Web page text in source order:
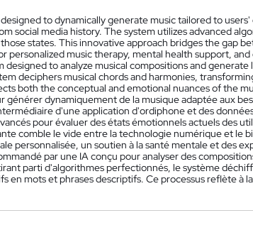
to dynamically generate music tailored to
social media history. The system utilizes advanced
states. This innovative approach bridges the gap
personalized music therapy, mental health support,
to analyze musical compositions and
deciphers musical chords and harmonies,
both the conceptual and emotional nuances of the
générer dynamiquement de la musique adaptée aux
d'une application d'ordiphone et des
pour évaluer des états émotionnels actuels des
comble le vide entre la technologie numérique et le
personnalisée, un soutien à la santé mentale et des
par une IA conçu pour analyser des
parti d'algorithmes perfectionnés, le système
en mots et phrases descriptifs. Ce processus reflète à